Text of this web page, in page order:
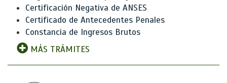
Certificación Negativa de ANSES
Certificado de Antecedentes Penales
Constancia de Ingresos Brutos
MÁS TRÁMITES